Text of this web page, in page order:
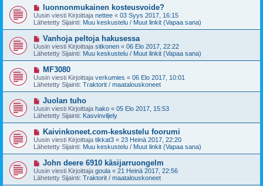
v
e
s
t
U
u
s
i
v
e
s
t
luonnonmukainen kosteusvoide?
Uusin viesti Kirjoittaja nettee « 03 Syys 2017, 16:15
Lähetetty Sijainti: Muu keskustelu / Muut linkit (Vapaa sana)
U
u
s
i
v
e
s
t
Vanhoja peltoja hakusessa
Uusin viesti Kirjoittaja sitkonen « 06 Elo 2017, 22:22
Lähetetty Sijainti: Muu keskustelu / Muut linkit (Vapaa sana)
U
u
s
i
e
s
t
MF3080
Uusin viesti Kirjoittaja verkumies « 06 Elo 2017, 10:01
Lähetetty Sijainti: Traktorit / maatalouskoneet
U
u
s
i
v
e
s
t
Juolan tuho
Uusin viesti Kirjoittaja hako « 05 Elo 2017, 15:53
Lähetetty Sijainti: Kasvinviljely
U
u
s
i
e
s
Kaivinkoneet.com-keskustelu foorumi
Uusin viesti Kirjoittaja tikkat3 « 23 Heinä 2017, 22:20
Lähetetty Sijainti: Muu keskustelu / Muut linkit (Vapaa sana)
U
u
s
i
John deere 6910 käsijarruongelm
Uusin viesti Kirjoittaja goula « 21 Heinä 2017, 22:56
Lähetetty Sijainti: Traktorit / maatalouskoneet